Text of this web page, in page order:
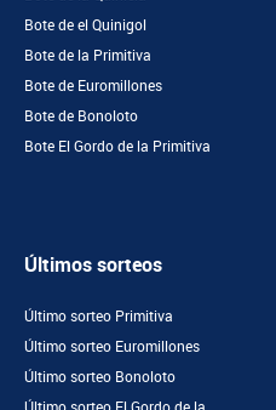
Bote de el Quinigol
Bote de la Primitiva
Bote de Euromillones
Bote de Bonoloto
Bote El Gordo de la Primitiva
Últimos sorteos
Último sorteo Primitiva
Último sorteo Euromillones
Último sorteo Bonoloto